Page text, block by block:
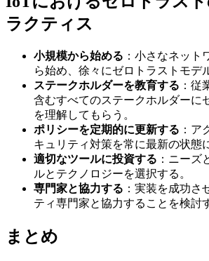
ラクティス
小規模から始める ：小さなネット
ら始め、徐々にゼロトラストモデ
ステークホルダーを教育する ：従
含むすべてのステークホルダーに
を理解してもらう。
ポリシーを定期的に更新する ：ア
キュリティ対策を常に最新の状態
適切なツールに投資する ：ニーズ
ルとテクノロジーを選択する。
専門家と協力する ：実装を成功さ
ティ専門家と協力することを検討
まとめ